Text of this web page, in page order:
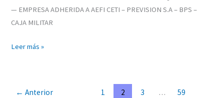
— EMPRESA ADHERIDA A AEFI CETI – PREVISION S.A – BPS –
CAJA MILITAR
Leer más »
← Anterior 1 2 3 …
59